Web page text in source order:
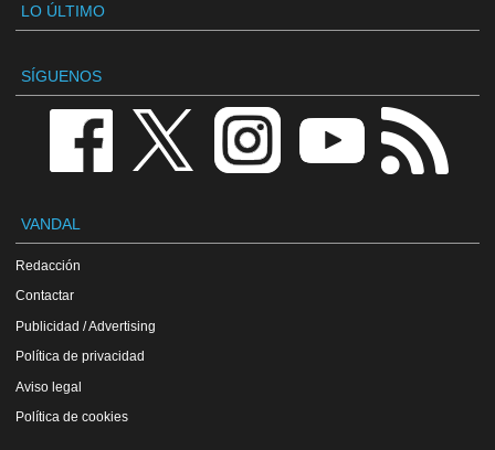
LO ÚLTIMO
SÍGUENOS
VANDAL
Redacción
Contactar
Publicidad / Advertising
Política de privacidad
Aviso legal
Política de cookies